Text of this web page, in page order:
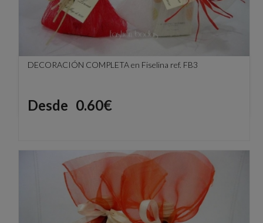
DECORACIÓN COMPLETA en Fiselina ref. FB3
Precio
Desde 0.60€